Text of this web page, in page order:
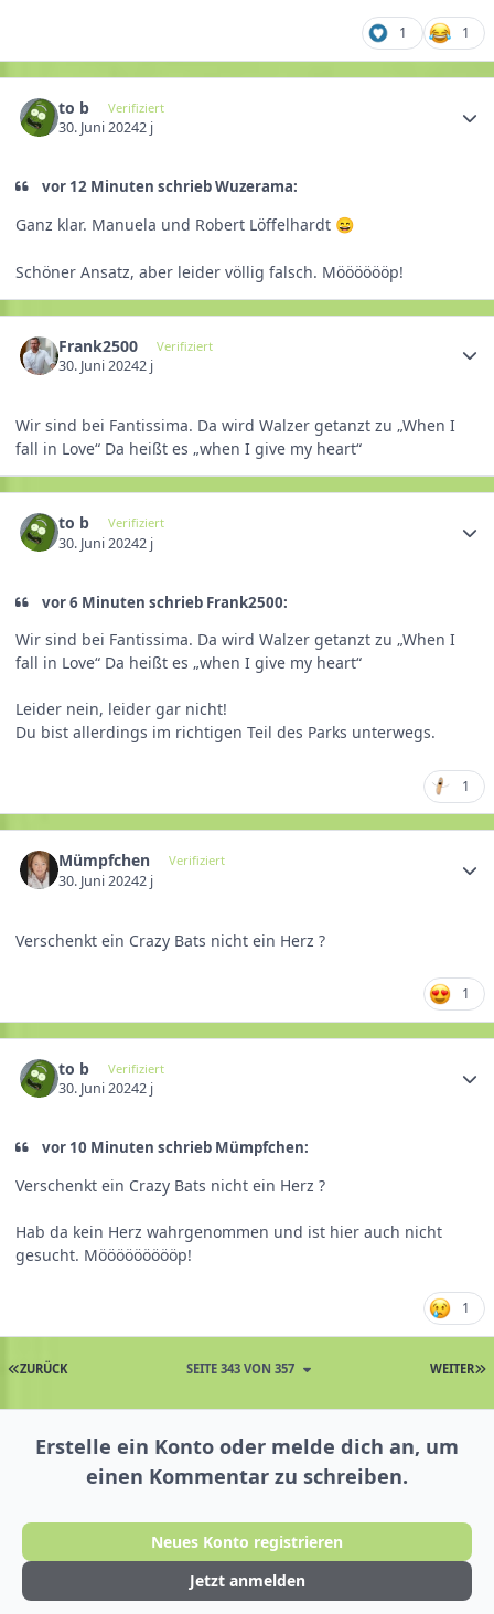
1 1
to b Verifiziert
30. Juni 20242 j
vor 12 Minuten schrieb Wuzerama:
Ganz klar. Manuela und Robert Löffelhardt 😄
Schöner Ansatz, aber leider völlig falsch. Mööööööp!
Frank2500 Verifiziert
30. Juni 20242 j
Wir sind bei Fantissima. Da wird Walzer getanzt zu „When I
fall in Love“ Da heißt es „when I give my heart“
to b Verifiziert
30. Juni 20242 j
vor 6 Minuten schrieb Frank2500:
Wir sind bei Fantissima. Da wird Walzer getanzt zu „When I
fall in Love“ Da heißt es „when I give my heart“
Leider nein, leider gar nicht!
Du bist allerdings im richtigen Teil des Parks unterwegs.
1
Mümpfchen Verifiziert
30. Juni 20242 j
Verschenkt ein Crazy Bats nicht ein Herz ?
1
to b Verifiziert
30. Juni 20242 j
vor 10 Minuten schrieb Mümpfchen:
Verschenkt ein Crazy Bats nicht ein Herz ?
Hab da kein Herz wahrgenommen und ist hier auch nicht
gesucht. Möööööööööp!
1
ZURÜCK WEITER
SEITE 343 VON 357
Erstelle ein Konto oder melde dich an, um
einen Kommentar zu schreiben.
Neues Konto registrieren
Jetzt anmelden